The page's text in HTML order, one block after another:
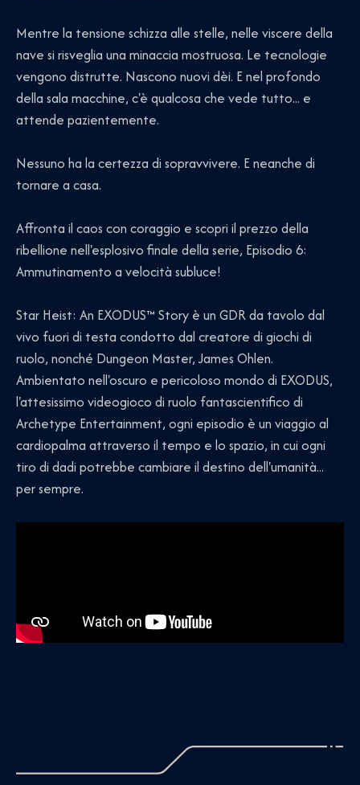
Mentre la tensione schizza alle stelle, nelle viscere della
nave si risveglia una minaccia mostruosa. Le tecnologie
vengono distrutte. Nascono nuovi dèi. E nel profondo
della sala macchine, c'è qualcosa che vede tutto... e
attende pazientemente.
Nessuno ha la certezza di sopravvivere. E neanche di
tornare a casa.
Affronta il caos con coraggio e scopri il prezzo della
ribellione nell'esplosivo finale della serie, Episodio 6:
Ammutinamento a velocità subluce!
Star Heist: An EXODUS™ Story è un GDR da tavolo dal
vivo fuori di testa condotto dal creatore di giochi di
ruolo, nonché Dungeon Master, James Ohlen.
Ambientato nell'oscuro e pericoloso mondo di EXODUS,
l'attesissimo videogioco di ruolo fantascientifico di
Archetype Entertainment, ogni episodio è un viaggio al
cardiopalma attraverso il tempo e lo spazio, in cui ogni
tiro di dadi potrebbe cambiare il destino dell'umanità...
per sempre.